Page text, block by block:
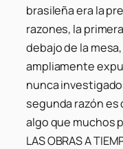
brasileña era la
razones, la
debajo de la
ampliamente
nunca
segunda razón
algo que muchos
LAS OBRAS A